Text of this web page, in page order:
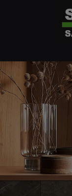
schließen
und schließen